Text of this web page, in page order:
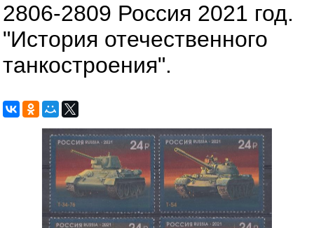
2806-2809 Россия 2021 год.
"История отечественного
танкостроения".